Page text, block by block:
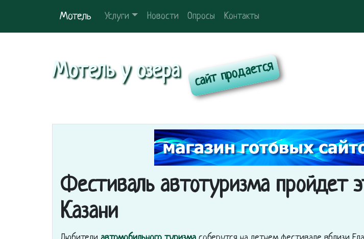
Мотель Услуги Новости Опросы Контакты
Мотель у озера
Фестиваль автотуризма пройдет
Казани